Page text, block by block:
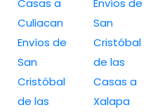
Casas a
Culiacan
Envíos de
San
Cristóbal
de las
Envíos de
San
Cristóbal
de las
Casas a
Xalapa